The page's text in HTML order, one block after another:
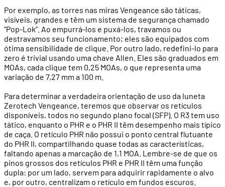
Por exemplo, as torres nas miras Vengeance são táticas,
visíveis, grandes e têm um sistema de segurança chamado
“Pop-Lok”. Ao empurrá-los e puxá-los, travamos ou
destravamos seu funcionamento; eles são equipados com
ótima sensibilidade de clique. Por outro lado, redefini-lo para
zero é trivial usando uma chave Allen. Eles são graduados em
MOAs, cada clique tem 0,25 MOAs, o que representa uma
variação de 7,27 mm a 100 m.
Para determinar a verdadeira orientação de uso da luneta
Zerotech Vengeance, teremos que observar os retículos
disponíveis, todos no segundo plano focal (SFP). O R3 tem uso
tático, enquanto o PHR e o PHR II têm desempenho mais típico
de caça. O retículo PHR não possui o ponto central flutuante
do PHR II, compartilhando quase todas as características,
faltando apenas a marcação de 1,1 MOA. Lembre-se de que os
pinos grossos dos retículos PHR e PHR II têm uma função
dupla: por um lado, servem para adquirir rapidamente o alvo
e, por outro, centralizam o retículo em fundos escuros.